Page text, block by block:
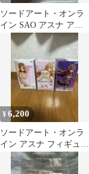
ソードアート・オンラ
イン SAO アスナ アク
リルスタンド
¥6,200
ソードアート・オンラ
イン アスナ フィギュア
3種セット